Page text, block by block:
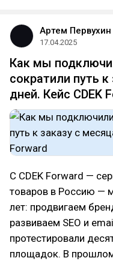
Артем Первухин
17.04.2025
Как мы
сократили путь
дней. Кейс CDEK
С CDEK Forward —
товаров в Россию —
лет: продвигаем
развиваем SEO и
протестировали
площадок. В